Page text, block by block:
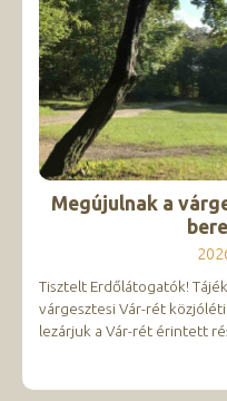
Megújulnak a
Tisztelt Erdőlátogatók!
várgesztesi Vár-rét
lezárjuk a Vár-rét érintett